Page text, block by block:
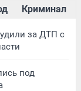
Криминал
за ДТП с
под